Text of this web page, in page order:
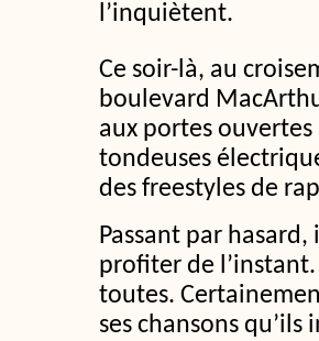
l’inquiètent.
Ce soir-là, au
boulevard
aux portes
tondeuses
des freestyles de
Passant par hasard,
profiter de
toutes.
ses chansons